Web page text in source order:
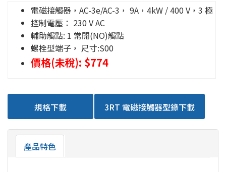
電磁接觸器，AC-3e/AC-3， 9A，4kW / 400 V，3 極
控制電壓： 230 V AC
輔助觸點: 1 常開(NO)觸點
螺栓型端子， 尺寸:S00
價格(未稅): $774
規格下載 3RT 電磁接觸器型錄下載
產品特色